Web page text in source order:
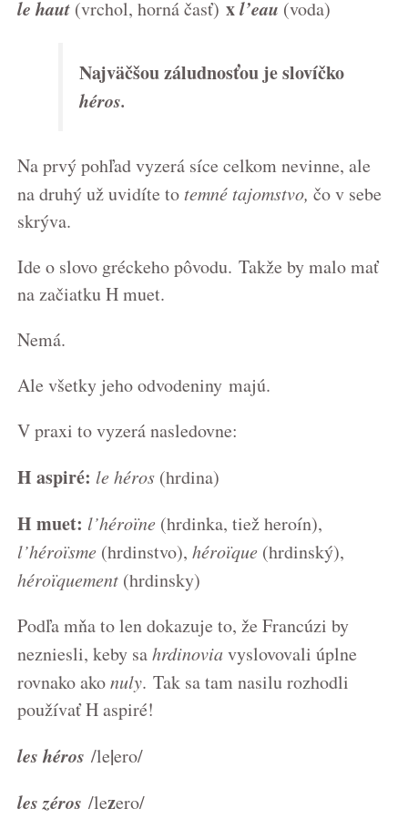
le haut (vrchol, horná časť) xl’eau (voda)
Najväčšou záludnosťou je slovíčko
héros.
Na prvý pohľad vyzerá síce celkom nevinne, ale
na druhý už uvidíte to temné tajomstvo, čo v sebe
skrýva.
Ide o slovo gréckeho pôvodu. Takže by malo mať
na začiatku H muet.
Nemá.
Ale všetky jeho odvodeniny majú.
V praxi to vyzerá nasledovne:
H aspiré: le héros (hrdina)
H muet: l’héroïne (hrdinka, tiež heroín),
l’héroïsme (hrdinstvo), héroïque (hrdinský),
héroïquement (hrdinsky)
Podľa mňa to len dokazuje to, že Francúzi by
nezniesli, keby sahrdinoviavyslovovali úplne
rovnako akonuly. Tak sa tam nasilu rozhodli
používať H aspiré!
les héros /le|ero/
les zéros /lezero/